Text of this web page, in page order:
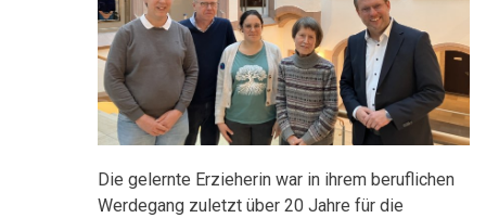
Die gelernte Erzieherin war in ihrem beruflichen
Werdegang zuletzt über 20 Jahre für die